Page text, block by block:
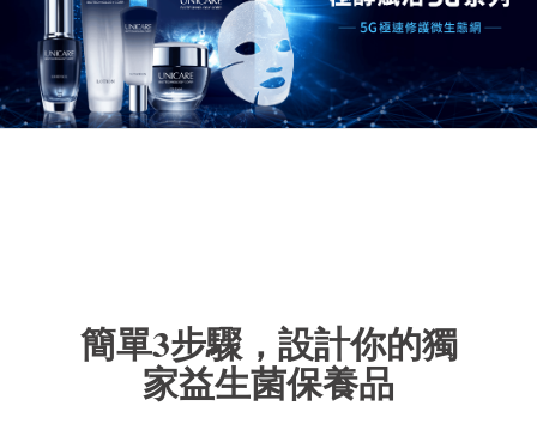
簡單3步驟，設計你的獨
家益生菌保養品